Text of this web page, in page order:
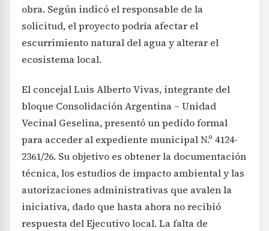
obra. Según indicó el responsable de la
solicitud, el proyecto podría afectar el
escurrimiento natural del agua y alterar el
ecosistema local.
El concejal Luis Alberto Vivas, integrante del
bloque Consolidación Argentina – Unidad
Vecinal Geselina, presentó un pedido formal
para acceder al expediente municipal N.º 4124-
2361/26. Su objetivo es obtener la documentación
técnica, los estudios de impacto ambiental y las
autorizaciones administrativas que avalen la
iniciativa, dado que hasta ahora no recibió
respuesta del Ejecutivo local. La falta de